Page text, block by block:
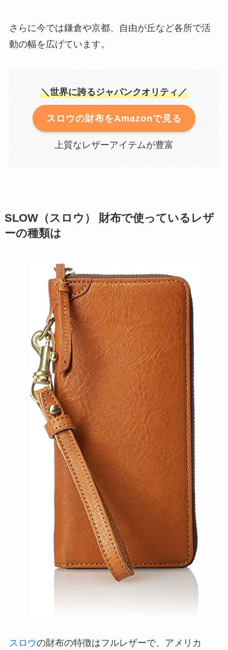
さらに今では鎌倉や京都、自由が丘など各所で活
動の幅を広げています。
＼世界に誇るジャパンクオリティ／
スロウの財布をAmazonで見る
上質なレザーアイテムが豊富
SLOW（スロウ） 財布で使っているレザ
ーの種類は
スロウの財布の特徴はフルレザーで、アメリカ